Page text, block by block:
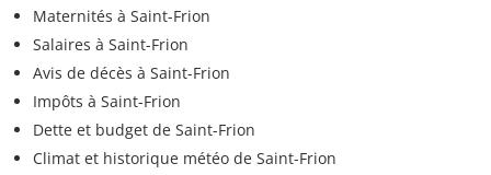
Maternités à Saint-Frion
Salaires à Saint-Frion
Avis de décès à Saint-Frion
Impôts à Saint-Frion
Dette et budget de Saint-Frion
Climat et historique météo de Saint-Frion